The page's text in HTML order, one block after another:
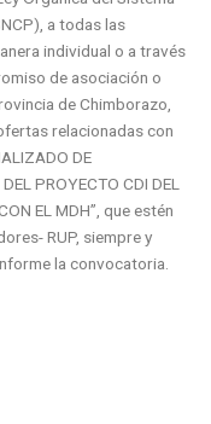
a todas las
individual o a través
de asociación o
de Chimborazo,
relacionadas con
DE
PROYECTO CDI DEL
EL MDH”, que estén
RUP, siempre y
la convocatoria.